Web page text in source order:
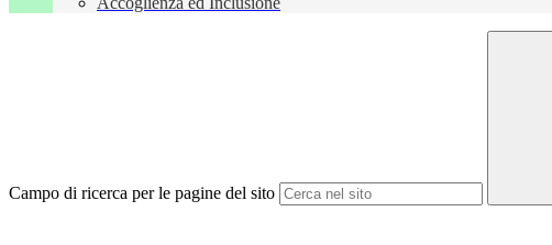
Campo di ricerca per le pagine del sito